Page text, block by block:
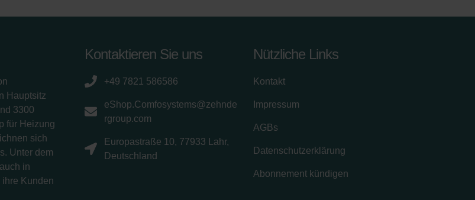
Hauptsitz
3300
für Heizung
sich
Unter dem
in
ihre Kunden
Kontaktieren Sie uns
+49 7821 586586
eShop.Comfosystems@zehnde
rgroup.com
Europastraße 10, 77933 Lahr,
Deutschland
Nützliche Links
Kontakt
Impressum
AGBs
Datenschutzerklärung
Abonnement kündigen